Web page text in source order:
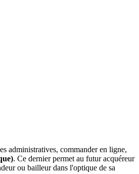
administratives, commander en ligne,
. Ce dernier permet au futur acquéreur
ou bailleur dans l'optique de sa